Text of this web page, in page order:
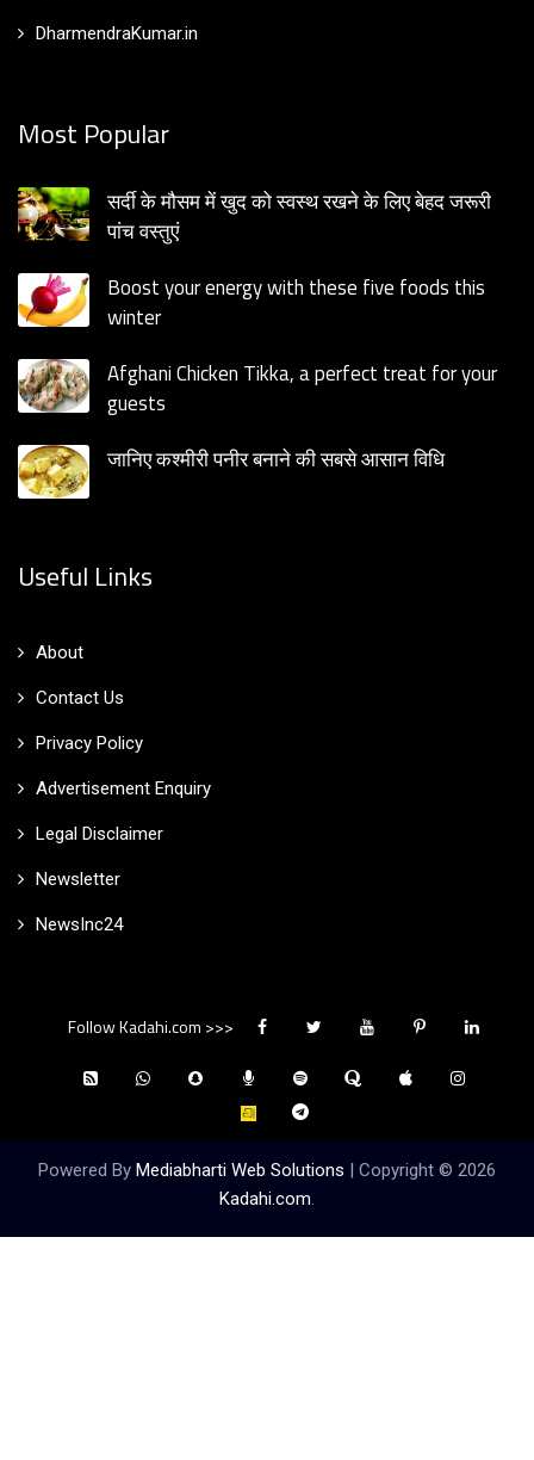
DharmendraKumar.in
Most Popular
सर्दी के मौसम में खुद को स्वस्थ रखने के लिए बेहद जरूरी
पांच वस्तुएं
Boost your energy with these five foods this
winter
Afghani Chicken Tikka, a perfect treat for your
guests
जानिए कश्मीरी पनीर बनाने की सबसे आसान विधि
Useful Links
About
Contact Us
Privacy Policy
Advertisement Enquiry
Legal Disclaimer
Newsletter
NewsInc24
Follow Kadahi.com >>>
Powered By Mediabharti Web Solutions | Copyright © 2026
Kadahi.com.